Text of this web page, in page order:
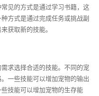
见的方式是通过学习书籍，这
方式是通过完成任务或挑战副
获取新的技能。
求选择合适的技能。不同的宠
一些技能可以增加宠物的输出
技能可以增加宠物的生存能